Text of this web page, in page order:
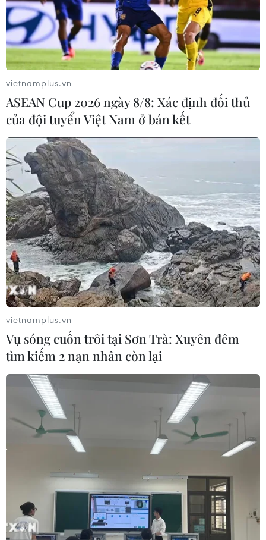
TIN CÙNG CHUYÊN MỤC
Nghị quyết số 57: Hành động đột
phá, lan tỏa kết quả
Galaxy Z Fold 8 vượt bản
Ultra, trở thành 'át chủ bài' doanh số
vietnamplus.vn
ASEAN Cup 2026 ngày 8/8: Xác định đối thủ
của đội tuyển Việt Nam ở bán kết
vietnamplus.vn
Vụ sóng cuốn trôi tại Sơn Trà: Xuyên đêm
tìm kiếm 2 nạn nhân còn lại